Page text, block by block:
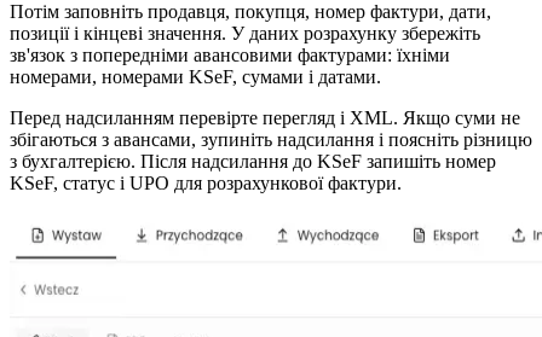
Потім заповніть продавця, покупця, номер фактури, дати,
позиції і кінцеві значення. У даних розрахунку збережіть
зв'язок з попередніми авансовими фактурами: їхніми
номерами, номерами KSeF, сумами і датами.
Перед надсиланням перевірте перегляд і XML. Якщо суми не
збігаються з авансами, зупиніть надсилання і поясніть різницю
з бухгалтерією. Після надсилання до KSeF запишіть номер
KSeF, статус і UPO для розрахункової фактури.